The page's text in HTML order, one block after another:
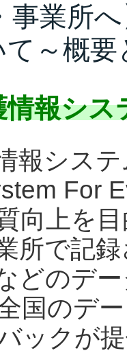
事業所
～概
情報シ
報シス
For
向上を
所で記
どのデ
国のデ
ックが